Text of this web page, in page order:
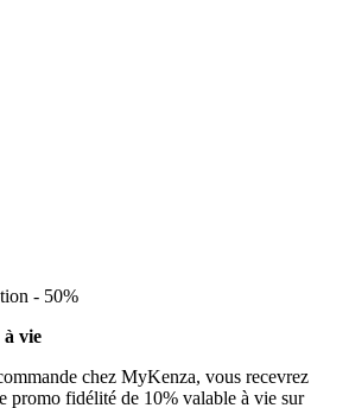
- 50%
vie
chez MyKenza, vous recevrez
promo fidélité de 10% valable à vie sur